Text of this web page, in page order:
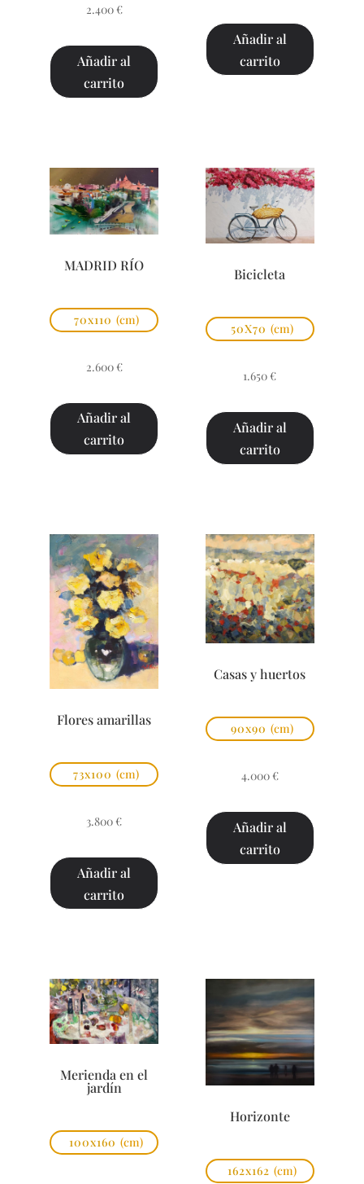
2.400 €
Añadir al
carrito
Añadir al
carrito
MADRID RÍO
70x110 (cm)
2.600 €
Añadir al
carrito
Bicicleta
50X70 (cm)
1.650 €
Añadir al
carrito
Flores amarillas
73x100 (cm)
3.800 €
Añadir al
carrito
Casas y huertos
90x90 (cm)
4.000 €
Añadir al
carrito
Merienda en el
jardín
100x160 (cm)
Horizonte
162x162 (cm)